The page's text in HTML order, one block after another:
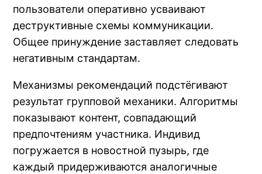
пользователи оперативно усваивают
деструктивные схемы коммуникации.
Общее принуждение заставляет следовать
негативным стандартам.
Механизмы рекомендаций подстёгивают
результат групповой механики. Алгоритмы
показывают контент, совпадающий
предпочтениям участника. Индивид
погружается в новостной пузырь, где
каждый придерживаются аналогичные